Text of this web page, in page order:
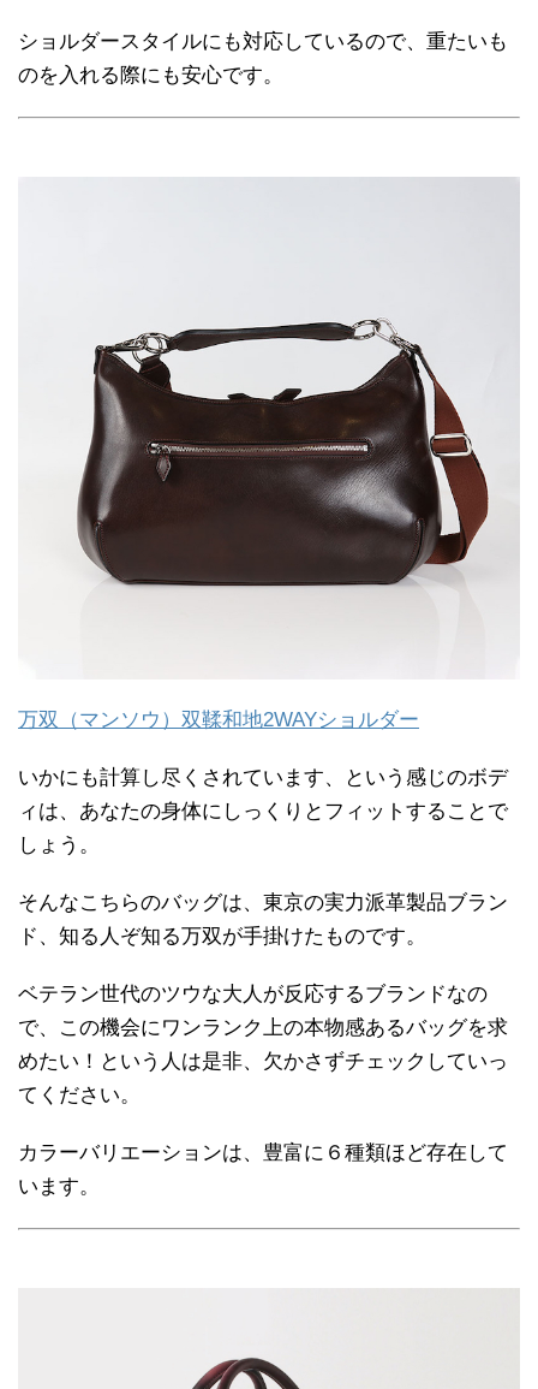
ショルダースタイルにも対応しているので、重たいも
のを入れる際にも安心です。
万双（マンソウ）双鞣和地2WAYショルダー
いかにも計算し尽くされています、という感じのボデ
ィは、あなたの身体にしっくりとフィットすることで
しょう。
そんなこちらのバッグは、東京の実力派革製品ブラン
ド、知る人ぞ知る万双が手掛けたものです。
ベテラン世代のツウな大人が反応するブランドなの
で、この機会にワンランク上の本物感あるバッグを求
めたい！という人は是非、欠かさずチェックしていっ
てください。
カラーバリエーションは、豊富に６種類ほど存在して
います。